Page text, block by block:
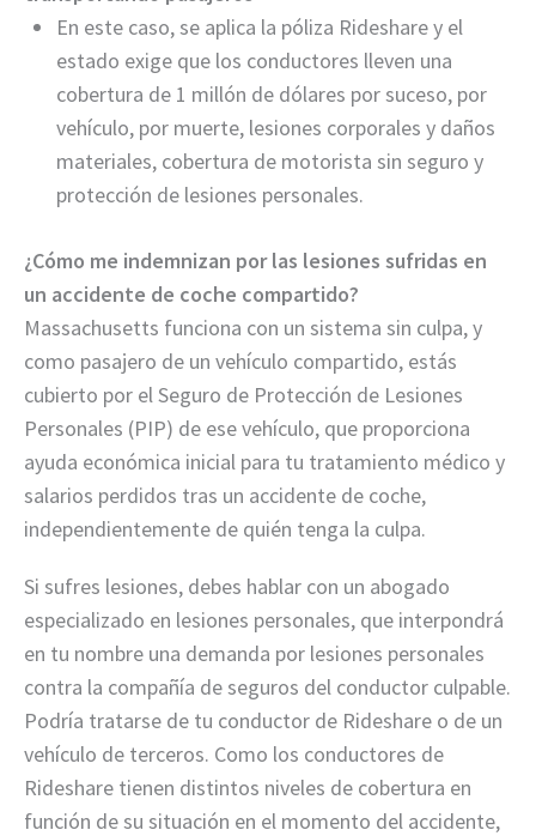
En este caso, se aplica la póliza Rideshare y el
estado exige que los conductores lleven una
cobertura de 1 millón de dólares por suceso, por
vehículo, por muerte, lesiones corporales y daños
materiales, cobertura de motorista sin seguro y
protección de lesiones personales.
¿Cómo me indemnizan por las lesiones sufridas en
un accidente de coche compartido?
Massachusetts funciona con un sistema sin culpa, y
como pasajero de un vehículo compartido, estás
cubierto por el Seguro de Protección de Lesiones
Personales (PIP) de ese vehículo, que proporciona
ayuda económica inicial para tu tratamiento médico y
salarios perdidos tras un accidente de coche,
independientemente de quién tenga la culpa.
Si sufres lesiones, debes hablar con un abogado
especializado en lesiones personales, que interpondrá
en tu nombre una demanda por lesiones personales
contra la compañía de seguros del conductor culpable.
Podría tratarse de tu conductor de Rideshare o de un
vehículo de terceros. Como los conductores de
Rideshare tienen distintos niveles de cobertura en
función de su situación en el momento del accidente,